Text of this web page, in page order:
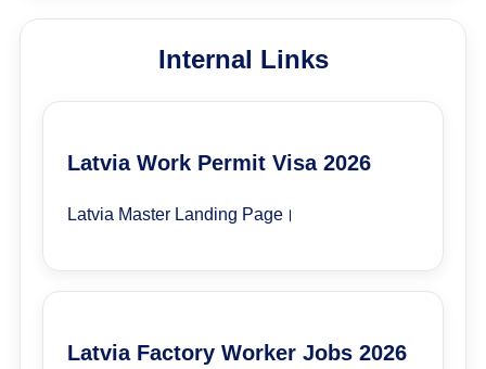
Internal Links
Latvia Work Permit Visa 2026
Latvia Master Landing Page।
Latvia Factory Worker Jobs 2026